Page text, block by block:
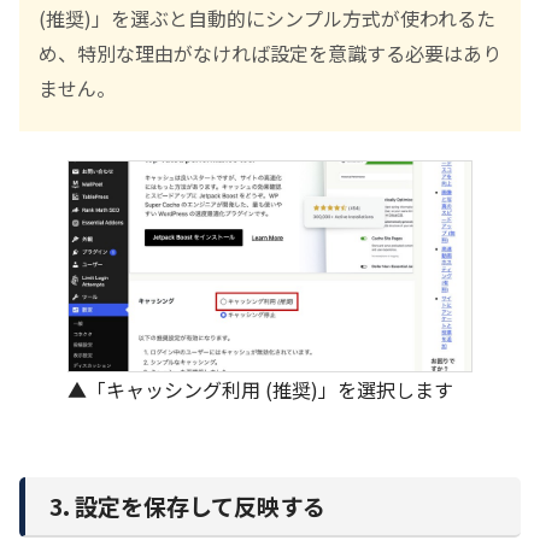
(推奨)」を選ぶと自動的にシンプル方式が使われるた
め、特別な理由がなければ設定を意識する必要はあり
ません。
▲「キャッシング利用 (推奨)」を選択します
3. 設定を保存して反映する